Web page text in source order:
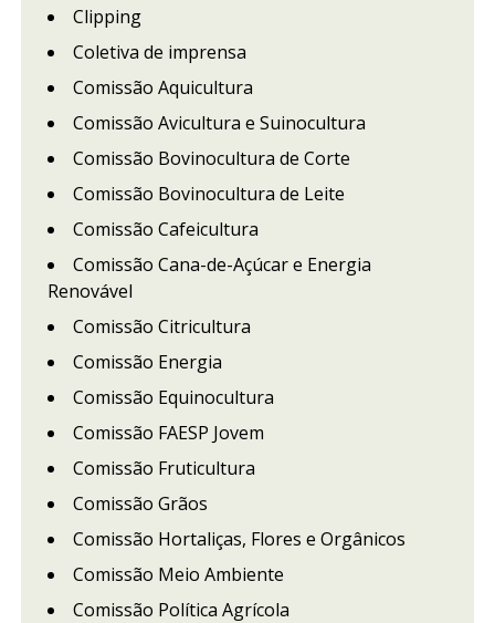
Clipping
Coletiva de imprensa
Comissão Aquicultura
Comissão Avicultura e Suinocultura
Comissão Bovinocultura de Corte
Comissão Bovinocultura de Leite
Comissão Cafeicultura
Comissão Cana-de-Açúcar e Energia
Renovável
Comissão Citricultura
Comissão Energia
Comissão Equinocultura
Comissão FAESP Jovem
Comissão Fruticultura
Comissão Grãos
Comissão Hortaliças, Flores e Orgânicos
Comissão Meio Ambiente
Comissão Política Agrícola